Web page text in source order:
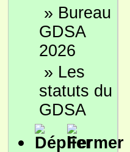
» Bureau
GDSA
2026
» Les
statuts du
GDSA